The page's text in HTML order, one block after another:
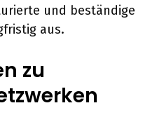
und beständige
aus.
zu